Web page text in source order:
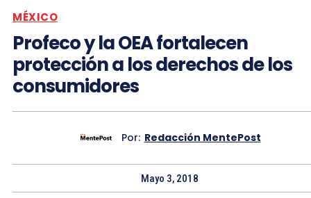
MÉXICO
Profeco y la OEA fortalecen
protección a los derechos de los
consumidores
Por: Redacción MentePost
Mayo 3, 2018